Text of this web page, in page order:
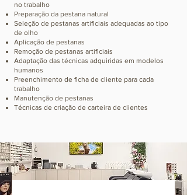
no trabalho
Preparação da pestana natural
Seleção de pestanas artificiais adequadas ao tipo
de olho
Aplicação de pestanas
Remoção de pestanas artificiais
Adaptação das técnicas adquiridas em modelos
humanos
Preenchimento de ficha de cliente para cada
trabalho
Manutenção de pestanas
Técnicas de criação de carteira de clientes